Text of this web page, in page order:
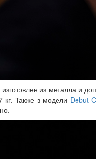
из металла и
кг. Также в модели Debut